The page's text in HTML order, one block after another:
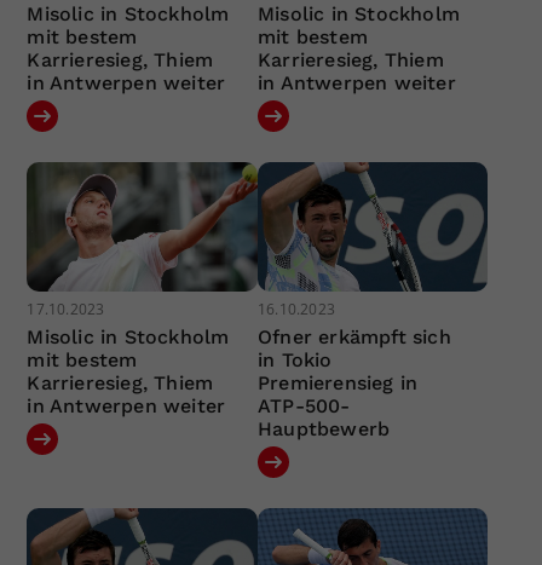
Misolic in Stockholm
mit bestem
Karrieresieg, Thiem
in Antwerpen weiter
Misolic in Stockholm
mit bestem
Karrieresieg, Thiem
in Antwerpen weiter
17.10.2023
Misolic in Stockholm
mit bestem
Karrieresieg, Thiem
in Antwerpen weiter
16.10.2023
Ofner erkämpft sich
in Tokio
Premierensieg in
ATP-500-
Hauptbewerb